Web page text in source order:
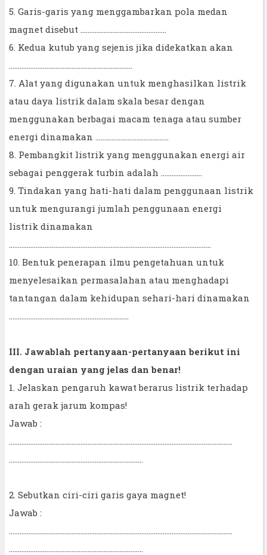
5. Garis-garis yang menggambarkan pola medan
magnet disebut …………………………………………
6. Kedua kutub yang sejenis jika didekatkan akan
……………………………………………………………
7. Alat yang digunakan untuk menghasilkan listrik
atau daya listrik dalam skala besar dengan
menggunakan berbagai macam tenaga atau sumber
energi dinamakan …………………………………..
8. Pembangkit listrik yang menggunakan energi air
sebagai penggerak turbin adalah …………………..
9. Tindakan yang hati-hati dalam penggunaan listrik
untuk mengurangi jumlah penggunaan energi
listrik dinamakan
…………………………………………………………………………………………………..
10. Bentuk penerapan ilmu pengetahuan untuk
menyelesaikan permasalahan atau menghadapi
tantangan dalam kehidupan sehari-hari dinamakan
………………………………………………………….
III. Jawablah pertanyaan-pertanyaan berikut ini
dengan uraian yang jelas dan benar!
1. Jelaskan pengaruh kawat berarus listrik terhadap
arah gerak jarum kompas!
Jawab :
……………………………………………………………………………………………………………..
…………………………………………………………………
2. Sebutkan ciri-ciri garis gaya magnet!
Jawab :
……………………………………………………………………………………………………………..
…………………………………………………………………